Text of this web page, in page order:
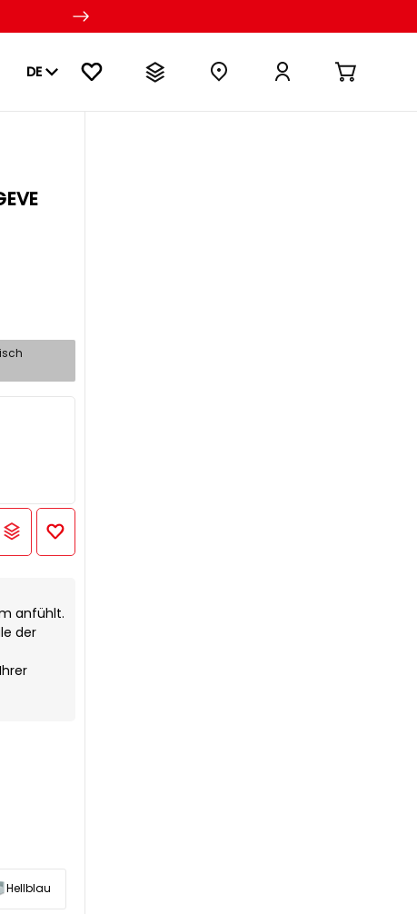
DE
anfühlt.
der
Hellblau